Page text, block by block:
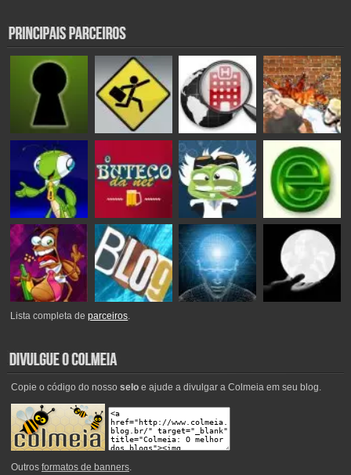
Lista completa deparceiros.
Copie o código do nosso seloe ajude a divulgar a Colmeia em seu blog.
Outros formatos de banners.